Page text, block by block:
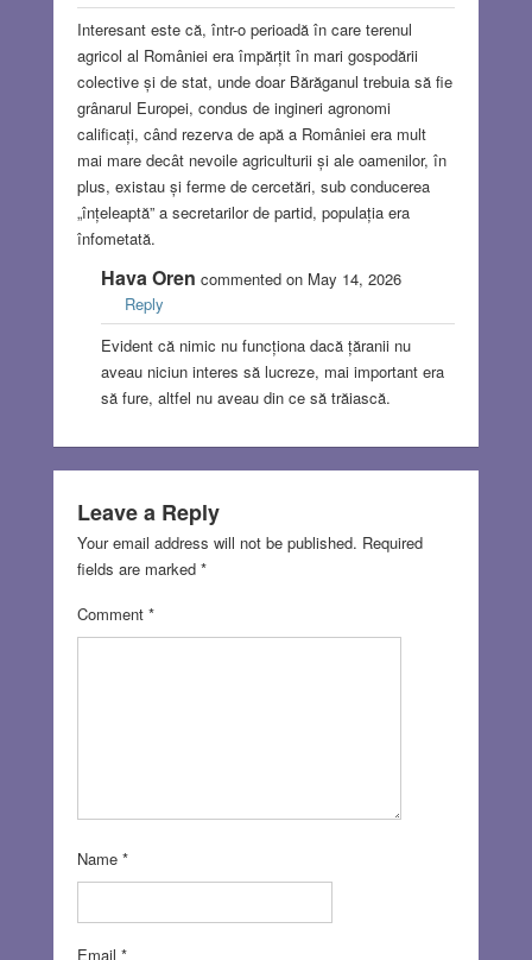
Interesant este că, într-o perioadă în care terenul
agricol al României era împărțit în mari gospodării
colective și de stat, unde doar Bărăganul trebuia să fie
grânarul Europei, condus de ingineri agronomi
calificați, când rezerva de apă a României era mult
mai mare decât nevoile agriculturii și ale oamenilor, în
plus, existau și ferme de cercetări, sub conducerea
„înțeleaptă” a secretarilor de partid, populația era
înfometată.
Hava Oren commented on May 14, 2026
Reply
Evident că nimic nu funcționa dacă țăranii nu
aveau niciun interes să lucreze, mai important era
să fure, altfel nu aveau din ce să trăiască.
Leave a Reply
Your email address will not be published. Required
fields are marked *
Comment *
Name *
Email *